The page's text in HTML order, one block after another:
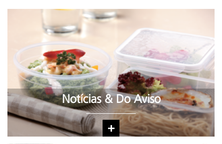
Notícias & Do Aviso
+